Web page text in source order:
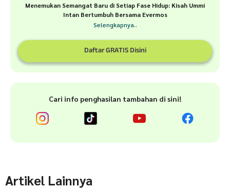
Menemukan Semangat Baru di Setiap Fase Hidup: Kisah Ummi
Intan Bertumbuh Bersama Evermos
Selengkapnya..
Daftar GRATIS Disini
Cari info penghasilan tambahan di sini!
Artikel Lainnya